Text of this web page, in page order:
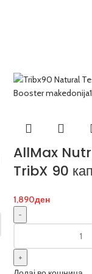
AllMax
TribX 90
1,890ден